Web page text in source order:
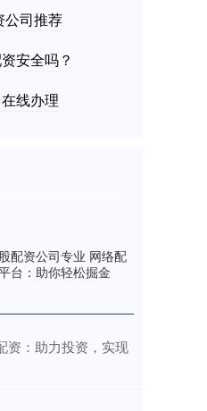
公司推荐
安全吗？
线办理
配资公司专业 网络配
台：助你轻松掘金
资：助力投资，实现